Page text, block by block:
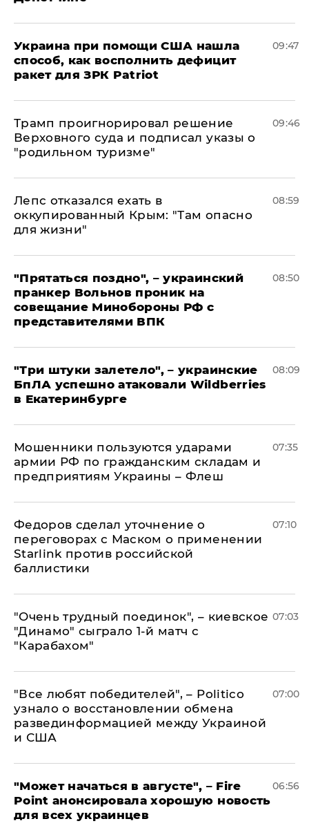
Украина при помощи США нашла
способ, как восполнить дефицит
ракет для ЗРК Patriot
09:47
Трамп проигнорировал решение
Верховного суда и подписал указы о
"родильном туризме"
09:46
Лепс отказался ехать в
оккупированный Крым: "Там опасно
для жизни"
08:59
"Прятаться поздно", – украинский
пранкер Вольнов проник на
совещание Минобороны РФ с
представителями ВПК
08:50
"Три штуки залетело", – украинские
БпЛА успешно атаковали Wildberries
в Екатеринбурге
08:09
Мошенники пользуются ударами
армии РФ по гражданским складам и
предприятиям Украины – Флеш
07:35
Федоров сделал уточнение о
переговорах с Маском о применении
Starlink против российской
баллистики
07:10
"Очень трудный поединок", – киевское
"Динамо" сыграло 1-й матч с
"Карабахом"
07:03
​"Все любят победителей", – Politico
узнало о восстановлении обмена
развединформацией между Украиной
и США
07:00
"Может начаться в августе", – Fire
Point анонсировала хорошую новость
для всех украинцев
06:56